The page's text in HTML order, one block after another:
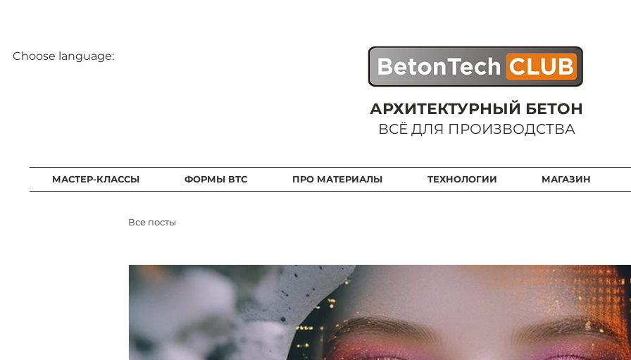
Choose language:
АРХИТЕКТУРНЫЙ БЕТОН
ВСЁ ДЛЯ ПРОИЗВОДСТВА
МАСТЕР-КЛАССЫ ФОРМЫ ВТС ПРО МАТЕРИАЛЫ ТЕХНОЛОГИИ МАГАЗИН
Все посты